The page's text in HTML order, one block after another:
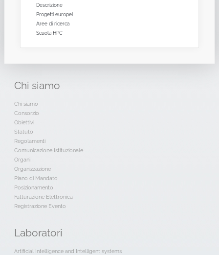
Descrizione
Progetti europei
Aree di ricerca
Scuola HPC
Chi siamo
Chi siamo
Consorzio
Obiettivi
Statuto
Regolamenti
Comunicazione Istituzionale
Organi
Organizzazione
Piano di Mandato
Posizionamento
Fatturazione Elettronica
Registrazione Evento
Laboratori
Artificial Intelligence and Intelligent systems